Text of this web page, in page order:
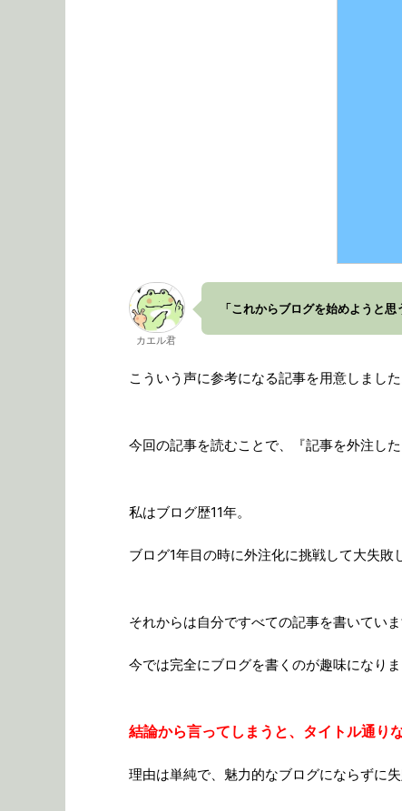
カエル君
「これからブログを始めようと
こういう声に参考になる記事を用意しました
今回の記事を読むことで、『記事を外注し
私はブログ歴11年。
ブログ1年目の時に外注化に挑戦して大失敗
それからは自分ですべての記事を書いていま
今では完全にブログを書くのが趣味になりま
結論から言ってしまうと、タイトル通り
理由は単純で、魅力的なブログにならずに失